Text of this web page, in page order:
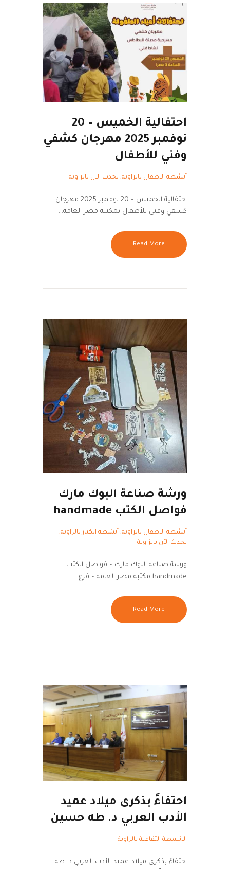
احتفالية الخميس – 20
نوفمبر 2025 مهرجان كشفي
وفني للأطفال
أنشطة الاطفال بالزاوية, يحدث الآن بالزاوية
احتفالية الخميس – 20 نوفمبر 2025 مهرجان
كشفي وفني للأطفال بمكتبة مصر العامة…
Read More
ورشة صناعة البوك مارك
فواصل الكتب handmade
أنشطة الاطفال بالزاوية, أنشطة الكبار بالزاوية,
يحدث الآن بالزاوية
ورشة صناعة البوك مارك – فواصل الكتب
handmade مكتبة مصر العامة – فرع…
Read More
احتفاءً بذكرى ميلاد عميد
الأدب العربي د. طه حسين
الانشطة الثقافية بالزاوية
احتفاءً بذكرى ميلاد عميد الأدب العربي د. طه